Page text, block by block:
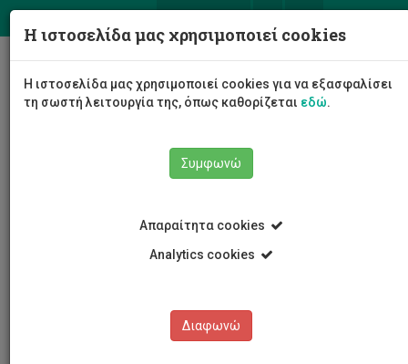
Η ιστοσελίδα μας χρησιμοποιεί cookies
Η ιστοσελίδα μας χρησιμοποιεί cookies για να εξασφαλίσει
τη σωστή λειτουργία της, όπως καθορίζεται εδώ.
Συμφωνώ
Απαραίτητα cookies
Analytics cookies
Διαφωνώ